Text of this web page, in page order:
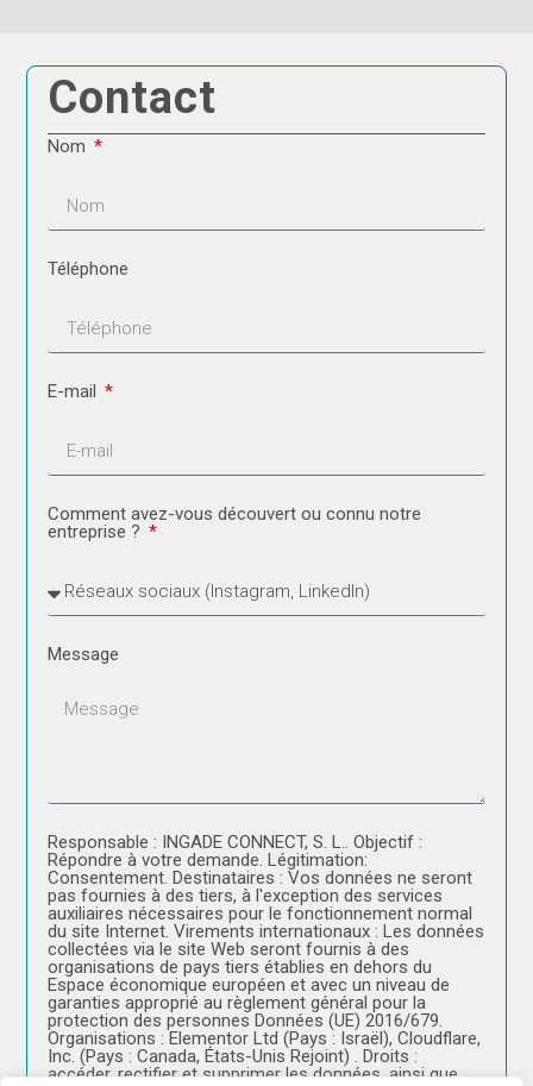
Contact
Nom
Téléphone
E-mail
Comment avez-vous découvert ou connu notre
entreprise ?
Message
Responsable : INGADE CONNECT, S. L.. Objectif :
Répondre à votre demande. Légitimation:
Consentement. Destinataires : Vos données ne seront
pas fournies à des tiers, à l'exception des services
auxiliaires nécessaires pour le fonctionnement normal
du site Internet. Virements internationaux : Les données
collectées via le site Web seront fournis à des
organisations de pays tiers établies en dehors du
Espace économique européen et avec un niveau de
garanties approprié au règlement général pour la
protection des personnes Données (UE) 2016/679.
Organisations : Elementor Ltd (Pays : Israël), Cloudflare,
Inc. (Pays : Canada, États-Unis Rejoint) . Droits :
accéder, rectifier et supprimer les données, ainsi que